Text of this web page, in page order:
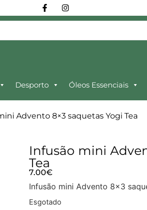
Desporto Óleos Essenciais
Advento 8×3 saquetas Yogi Tea
Infusão mini
Tea
7.00€
Infusão mini Advento 8×3
Esgotado